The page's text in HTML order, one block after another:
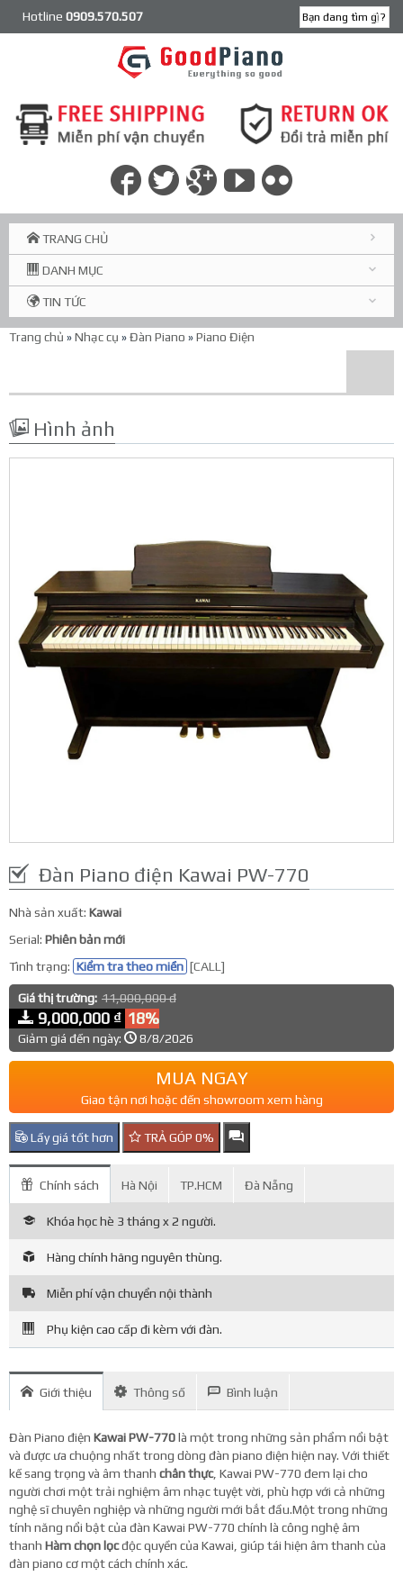
Hotline 0909.570.507
TRANG CHỦ
DANH MỤC
TIN TỨC
Trang chủ »Nhạc cụ »Đàn Piano »Piano Điện
Hình ảnh
Đàn Piano điện Kawai PW-770
Nhà sản xuất: Kawai
Serial: Phiên bản mới
Tình trạng: Kiểm tra theo miền [CALL]
Giá thị trường: 11,000,000 đ
9,000,000 ₫ 18%
Giảm giá đến ngày: 8/8/2026
MUA NGAY
Giao tận nơi hoặc đến showroom xem hàng
Lấy giá tốt hơn TRẢ GÓP 0%
Chính sách Hà Nội TP.HCM Đà Nẵng
Khóa học hè 3 tháng x 2 người.
Hàng chính hãng nguyên thùng.
Miễn phí vận chuyển nội thành
Phụ kiện cao cấp đi kèm với đàn.
Giới thiệu Thông số Bình luận
Đàn Piano điện Kawai PW-770là một trong những sản phẩm nổi bật
và được ưa chuộng nhất trong dòng đàn piano điện hiện nay. Với thiết
kế sang trọng và âm thanh chân thực, Kawai PW-770 đem lại cho
người chơi một trải nghiệm âm nhạc tuyệt vời, phù hợp với cả những
nghệ sĩ chuyên nghiệp và những người mới bắt đầu.Một trong những
tính năng nổi bật của đàn Kawai PW-770 chính là công nghệ âm
thanh Hàm chọn lọcđộc quyền của Kawai, giúp tái hiện âm thanh của
đàn piano cơ một cách chính xác.